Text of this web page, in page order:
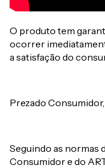
O produto tem
ocorrer
a satisfação do
Prezado Consumidor,
Seguindo as normas
Consumidor e do